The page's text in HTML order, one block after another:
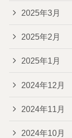
2025年3月
2025年2月
2025年1月
2024年12月
2024年11月
2024年10月